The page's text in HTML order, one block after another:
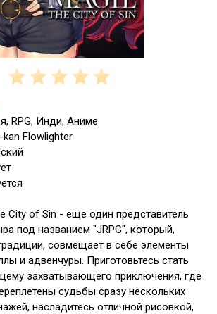
RPG, Инди, Аниме
kan Flowlighter
City of Sin - еще один представитель
под названием "JRPG", который,
совмещает в себе элементы
и адвенчуры. Приготовьтесь стать
захватывающего приключения, где
судьбы сразу нескольких
насладитесь отличной рисовкой,